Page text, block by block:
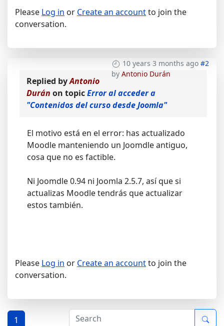
Please Log in or Create an accountto join the
conversation.
10 years 3 months ago #2
by Antonio Durán
Replied byAntonio
Durán on topicError al acceder a
"Contenidos del curso desde Joomla"
El motivo está en el error: has actualizado
Moodle manteniendo un Joomdle antiguo,
cosa que no es factible.
Ni Joomdle 0.94 ni Joomla 2.5.7, así que si
actualizas Moodle tendrás que actualizar
estos también.
Please Log in or Create an accountto join the
conversation.
1